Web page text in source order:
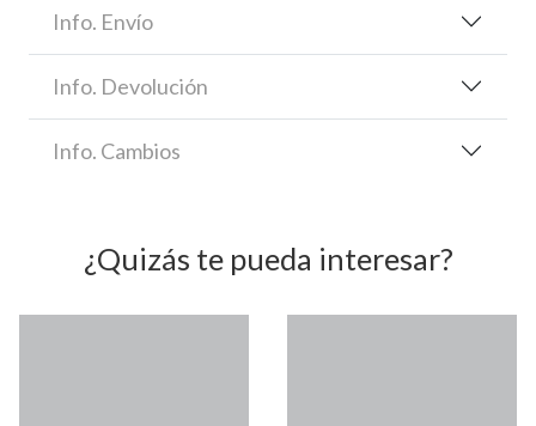
Info. Envío
Info. Devolución
Info. Cambios
¿Quizás te pueda interesar?